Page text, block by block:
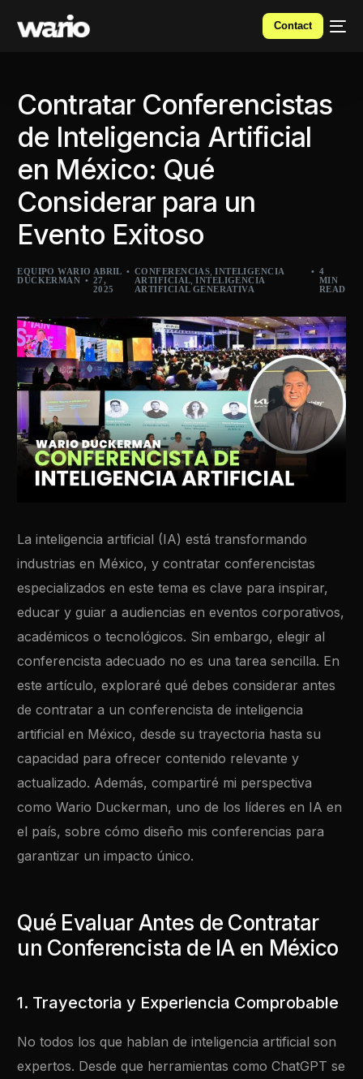
Contact
Contratar Conferencistas
de Inteligencia Artificial
en México: Qué
Considerar para un
Evento Exitoso
EQUIPO WARIO
DUCKERMAN
ABRIL
27,
2025
CONFERENCIAS,INTELIGENCIA
ARTIFICIAL,INTELIGENCIA
ARTIFICIAL GENERATIVA
4
MIN
READ
La inteligencia artificial (IA) está transformando
industrias en México, y contratar conferencistas
especializados en este tema es clave para inspirar,
educar y guiar a audiencias en eventos corporativos,
académicos o tecnológicos. Sin embargo, elegir al
conferencista adecuado no es una tarea sencilla. En
este artículo, exploraré qué debes considerar antes
de contratar a un conferencista de inteligencia
artificial en México, desde su trayectoria hasta su
capacidad para ofrecer contenido relevante y
actualizado. Además, compartiré mi perspectiva
como Wario Duckerman, uno de los líderes en IA en
el país, sobre cómo diseño mis conferencias para
garantizar un impacto único.
Qué Evaluar Antes de Contratar
un Conferencista de IA en México
1. Trayectoria y Experiencia Comprobable
No todos los que hablan de inteligencia artificial son
expertos. Desde que herramientas como ChatGPT se